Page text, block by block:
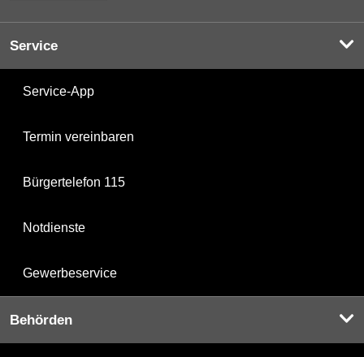
Service
Service-App
Termin vereinbaren
Bürgertelefon 115
Notdienste
Gewerbeservice
Behörden